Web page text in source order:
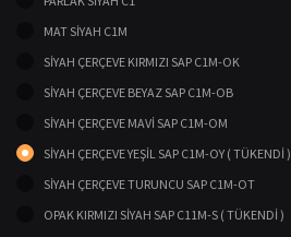
MAT SİYAH C1M
SİYAH ÇERÇEVE KIRMIZI SAP C1M-OK
SİYAH ÇERÇEVE BEYAZ SAP C1M-OB
SİYAH ÇERÇEVE MAVİ SAP C1M-OM
SİYAH ÇERÇEVE YEŞİL SAP C1M-OY ( TÜKENDİ )
SİYAH ÇERÇEVE TURUNCU SAP C1M-OT
OPAK KIRMIZI SİYAH SAP C11M-S ( TÜKENDİ )